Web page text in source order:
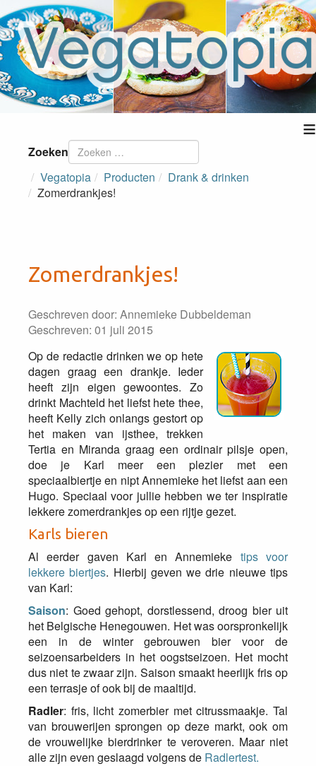
≡
Zoeken
Vegatopia
Producten
Drank & drinken
Zomerdrankjes!
Zomerdrankjes!
Geschreven door: Annemieke Dubbeldeman
Geschreven: 01 juli 2015
Op de redactie drinken we op hete
dagen graag een drankje. Ieder
heeft zijn eigen gewoontes. Zo
drinkt Machteld het liefst hete thee,
heeft Kelly zich onlangs gestort op
het maken van ijsthee, trekken
Tertia en Miranda graag een ordinair pilsje open,
doe je Karl meer een plezier met een
speciaalbiertje en nipt Annemieke het liefst aan een
Hugo. Speciaal voor jullie hebben we ter inspiratie
lekkere zomerdrankjes op een rijtje gezet.
Karls bieren
Al eerder gaven Karl en Annemieke tips voor
lekkere biertjes. Hierbij geven we drie nieuwe tips
van Karl:
Saison: Goed gehopt, dorstlessend, droog bier uit
het Belgische Henegouwen. Het was oorspronkelijk
een in de winter gebrouwen bier voor de
seizoensarbeiders in het oogstseizoen. Het mocht
dus niet te zwaar zijn. Saison smaakt heerlijk fris op
een terrasje of ook bij de maaltijd.
Radler: fris, licht zomerbier met citrussmaakje. Tal
van brouwerijen sprongen op deze markt, ook om
de vrouwelijke bierdrinker te veroveren. Maar niet
alle zijn even geslaagd volgens de Radlertest.